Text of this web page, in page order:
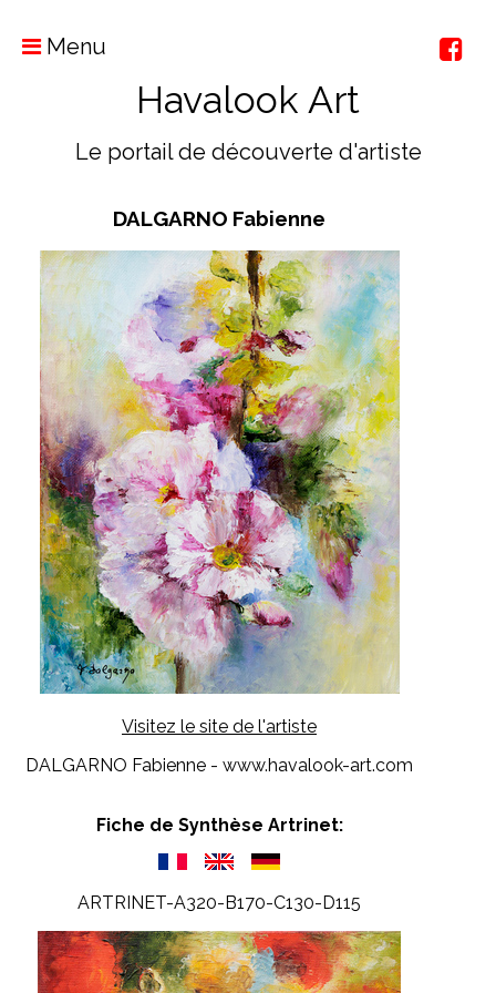
Menu
Havalook Art
Le portail de découverte d'artiste
DALGARNO Fabienne
Visitez le site de l'artiste
DALGARNO Fabienne - www.havalook-art.com
Fiche de Synthèse Artrinet:
ARTRINET-A320-B170-C130-D115